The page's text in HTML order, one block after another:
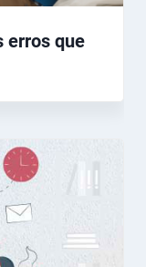
erros que